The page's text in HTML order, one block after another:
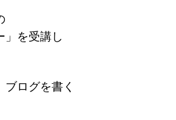
」を受講し
ログを書く